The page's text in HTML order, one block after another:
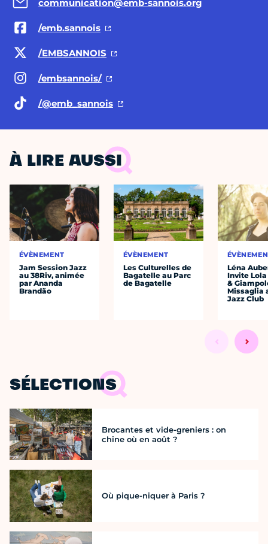
communication@emb-sannois.org
/emb.sannois
/EMBSANNOIS
/embsannois/
/@emb _sannois
À LIRE AUSSI
ÉVÈNEMENT
Jam Session Jazz
au 38Riv, animée
par Ananda
Brandão
ÉVÈNEMENT
Les Culturelles de
Bagatelle au Parc
de Bagatelle
Léna
Invite Lola
&
Missaglia
Jazz Club
SÉLECTIONS
Brocantes et vide-greniers : on
chine où en août ?
Où pique-niquer à Paris ?